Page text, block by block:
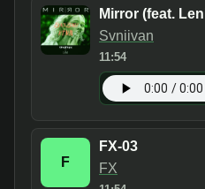
Mirror (feat.
Svniivan
11:54
F
FX-03
FX